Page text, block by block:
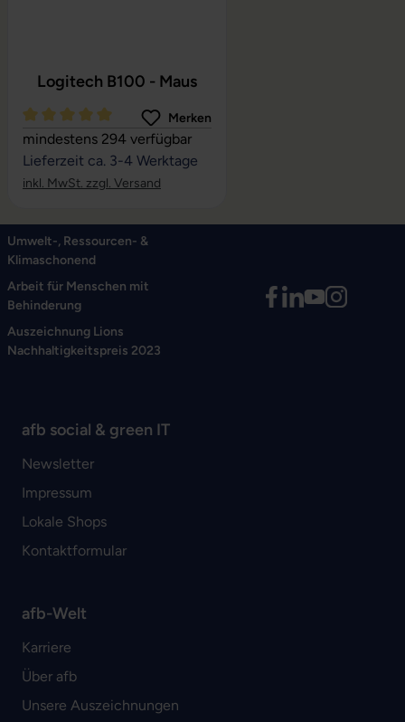
Logitech B100 - Maus
Durchschnittliche Bewertung von 5 von 5 Sternen
Merken
mindestens 294 verfügbar
Lieferzeit ca. 3-4 Werktage
inkl. MwSt. zzgl. Versand
Umwelt-, Ressourcen- &
Klimaschonend
Arbeit für Menschen mit
Behinderung
Auszeichnung Lions
Nachhaltigkeitspreis 2023
afb social & green IT
Newsletter
Impressum
Lokale Shops
Kontaktformular
afb-Welt
Karriere
Über afb
Unsere Auszeichnungen